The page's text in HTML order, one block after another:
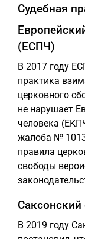
Судебная
(ЕСПЧ)
В 2017 году
практика
церковного
не нарушает
человека
жалоба №
правила
свободы
В 2019 году